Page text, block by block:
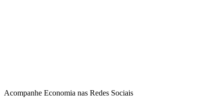
Acompanhe Economia nas Redes Sociais